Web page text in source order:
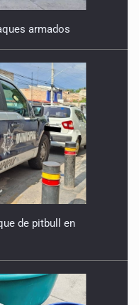
armados
de pitbull en